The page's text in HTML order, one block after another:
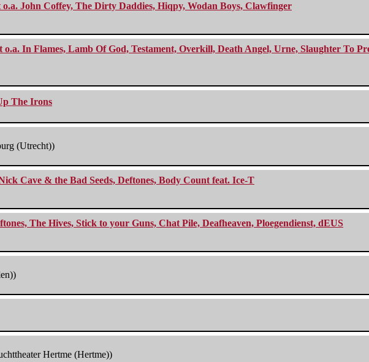
John Coffey, The Dirty Daddies, Hiqpy, Wodan Boys, Clawfinger
o.a. In Flames, Lamb Of God, Testament, Overkill, Death Angel, Urne, Slaughter To
The Irons
(Utrecht))
Cave & the Bad Seeds, Deftones, Body Count feat. Ice-T
The Hives, Stick to your Guns, Chat Pile, Deafheaven, Ploegendienst, dEUS
Hertme (Hertme))